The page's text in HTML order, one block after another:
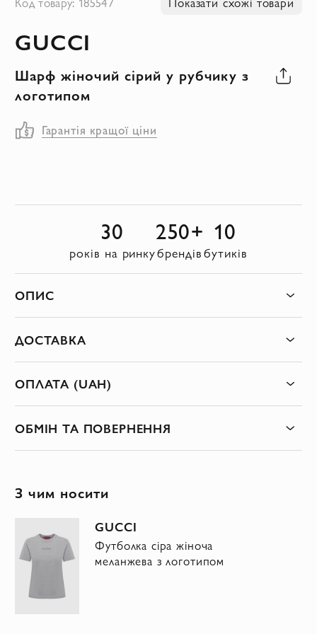
початку
зображень
GUCCI
Шарф жіночий сірий у рубчику з
логотипом
Гарантія кращої ціни
30
років на ринку
250+
брендів
10
бутиків
ОПИС
ДОСТАВКА
ОПЛАТА (UAH)
ОБМІН ТА ПОВЕРНЕННЯ
З чим носити
GUCCI
Футболка сіра жіноча
меланжева з логотипом